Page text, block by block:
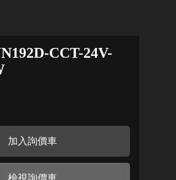
CCT-24V-
檢視詢價車